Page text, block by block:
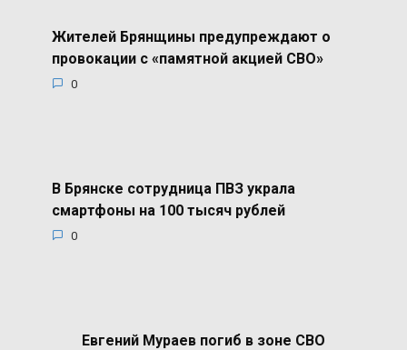
Жителей Брянщины предупреждают о
провокации с «памятной акцией СВО»
0
В Брянске сотрудница ПВЗ украла
смартфоны на 100 тысяч рублей
0
Евгений Мураев погиб в зоне СВО